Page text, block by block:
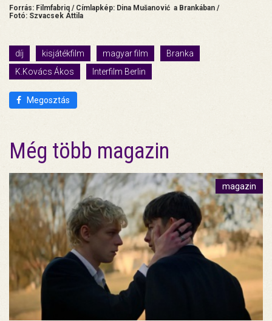
Forrás: Filmfabriq / Címlapkép: Dina Mušanović a Brankában /
Fotó: Szvacsek Attila
díj kisjátékfilm magyar film
Branka
K.Kovács Ákos
Interfilm Berlin
Megosztás
Még több magazin
magazin